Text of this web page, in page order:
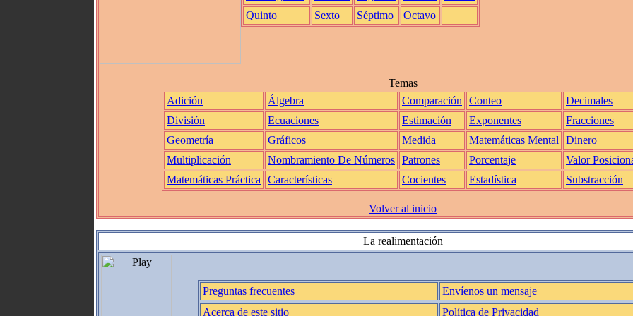
Quinto
Sexto Séptimo Octavo
Temas
Adición
Álgebra Comparación Conteo
Decimales
División
Ecuaciones Estimación Exponentes
Fracciones
Geometría
Gráficos Medida Matemáticas Mental
Dinero
Multiplicación
Nombramiento De Números Patrones Porcentaje
Valor
Matemáticas Práctica
Características Cocientes Estadística Substracción
Volver al inicio
La realimentación
Preguntas frecuentes
Envíenos un mensaje
Acerca de este sitio
Política de Privacidad